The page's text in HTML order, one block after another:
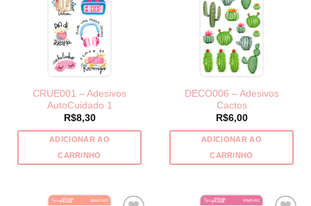
CRUE001 – Adesivos
AutoCuidado 1
R$8,30
ADICIONAR AO
CARRINHO
DECO006 – Adesivos
Cactos
R$6,00
ADICIONAR AO
CARRINHO